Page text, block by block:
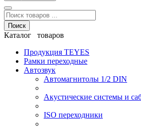
Поиск
Каталог товаров
Продукция TEYES
Рамки переходные
Автозвук
Автомагнитолы 1/2 DIN
Акустические системы и
ISO переходники